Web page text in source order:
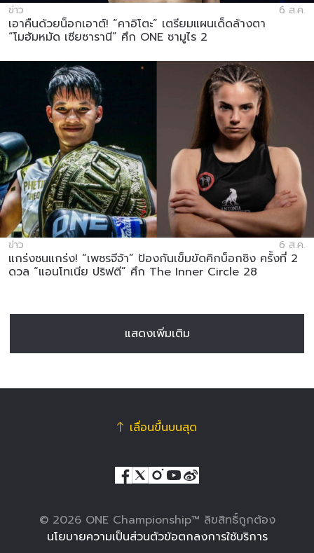
ข่าว 6 ส.ค.
เอาคืนด้วยน็อกเอาต์! “คาอิโตะ” เตรียมแผนเด็ดล้างตา
“โมฮัมหมัด เซียซารานี” ศึก ONE ซามูไร 2
ข่าว 6 ส.ค.
แกร่งชนแกร่ง! “เพชรจีจ้า” ป้องกันเข็มขัดคิกบ็อกซิง ครั้งที่ 2
ดวล “แอนโทเนีย ปริฟตี” ศึก The Inner Circle 28
แสดงเพิ่มเติม
เลื่อนขึ้นบนสุด
© 2026 ONE Championship™ ลิขสิทธิ์ถูกต้อง
นโยบายความเป็นส่วนตัวข้อตกลงการใช้บริการ